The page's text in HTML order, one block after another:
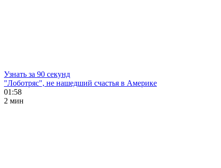
Узнать за 90 секунд
"Лоботряс", не нашедший счастья в Америке
01:58
2 мин